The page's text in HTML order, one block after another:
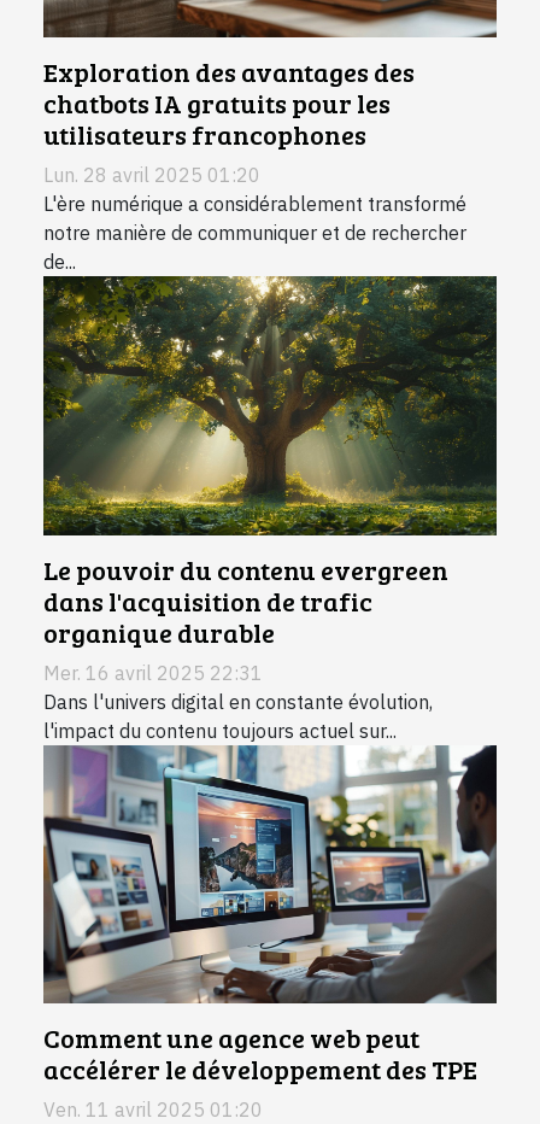
Exploration des avantages des
chatbots IA gratuits pour les
utilisateurs francophones
Lun. 28 avril 2025 01:20
L'ère numérique a considérablement transformé
notre manière de communiquer et de rechercher
de...
Le pouvoir du contenu evergreen
dans l'acquisition de trafic
organique durable
Mer. 16 avril 2025 22:31
Dans l'univers digital en constante évolution,
l'impact du contenu toujours actuel sur...
Comment une agence web peut
accélérer le développement des TPE
Ven. 11 avril 2025 01:20